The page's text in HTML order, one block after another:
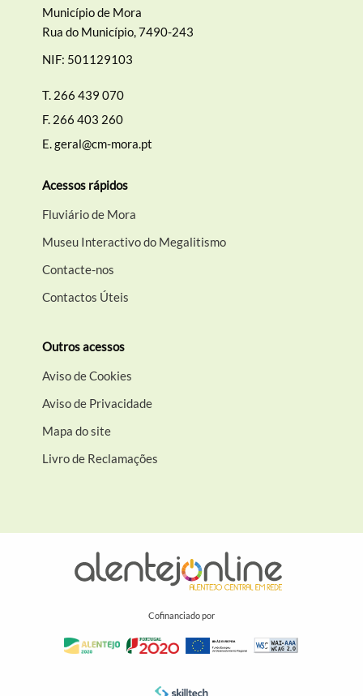
Município de Mora
Rua do Município, 7490-243
NIF: 501129103
T. 266 439 070
F. 266 403 260
E.geral@cm-mora.pt
Acessos rápidos
Fluviário de Mora
Museu Interactivo do Megalitismo
Contacte-nos
Contactos Úteis
Outros acessos
Aviso de Cookies
Aviso de Privacidade
Mapa do site
Livro de Reclamações
Cofinanciado por